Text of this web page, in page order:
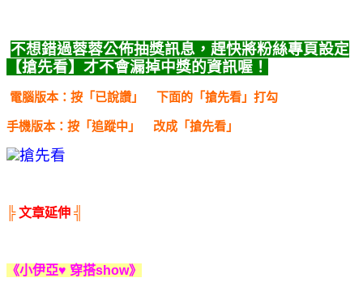
不想錯過蓉蓉公佈抽獎訊息，趕快將粉絲專頁設定
【搶先看】 才不會漏掉中獎的資訊喔！
電腦版本：按「已說讚」 下面的「搶先看」打勾
手機版本：按「追蹤中」 改成「搶先看」
╠文章延伸 ╣
《小伊亞♥ 穿搭show》